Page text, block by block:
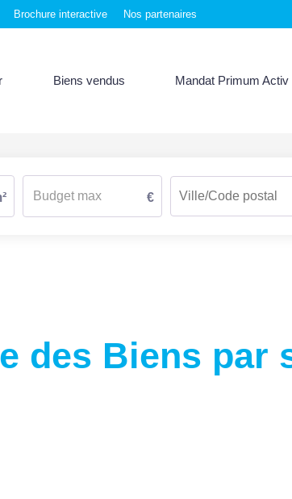
Brochure interactive Nos partenaires
Biens vendus Mandat Primum Activ
€
des Biens par